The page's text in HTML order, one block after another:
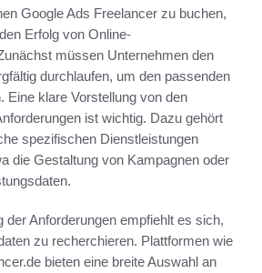
Google Ads Freelancer zu buchen,
Erfolg von Online-
müssen Unternehmen den
durchlaufen, um den passenden
Eine klare Vorstellung von den
ist wichtig. Dazu gehört
spezifischen Dienstleistungen
die Gestaltung von Kampagnen oder
der Anforderungen empfiehlt es sich,
zu recherchieren. Plattformen wie
bieten eine breite Auswahl an